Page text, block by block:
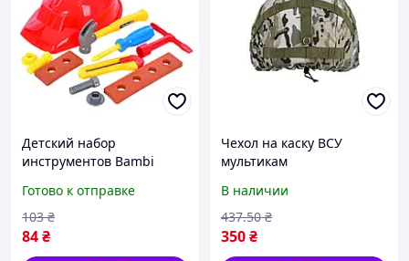
Детский набор
инструментов Bambi
молоток, болты, Lala.in.ua
Готово к отправке
84₴
103 ₴
Чехол на каску ВСУ
мультикам
шлем ВСУ
маскировочный
В наличии
350₴
437.50 ₴